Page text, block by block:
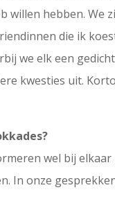
hebben. We
die ik
we elk een
kwesties uit.
wel bij
In onze